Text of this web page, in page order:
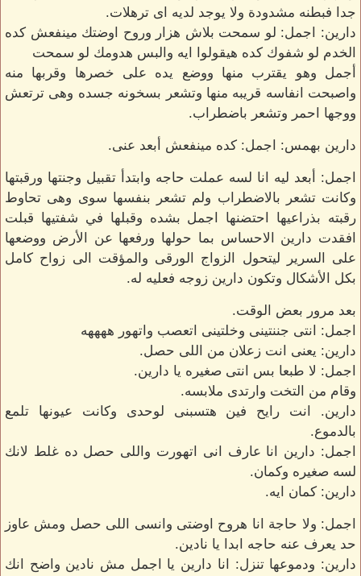
جدا فبطنه مشدودة ولا يوجد لديه اى ترهلات.
دارين: اجمل: لو سمحت بلاش هزار وروح اوضتك مينفعش كده
الخدم لو شفوك كده هيقولوا ايه والبس هدومك لو سمحت
أجمل وهو يقترب منها ووضع يده على خصرها وقربها منه
واصبحت انفاسه قريبه منها وتشعر بسخونه جسده وهى ترتعش
ووجها احمر وتشعر باضطراب.
دارين بهمس: اجمل: كده مينفعش أبعد عنى.
اجمل: أبعد ليه انا لسه عملت حاجه وابتدأ تقبيل وجنتها ورقبتها
وكانت تشعر بالاضطراب ولم تشعر بنفسها سوى وهى تحاوط
رقبته بذراعيها احتضنها اجمل بشده وقبلها في شفتيها قبلت
افقدت دارين الاحساس بما حولها ورفعها عن الأرض ووضعها
على السرير ليتحول الزواج الورقى والمؤقت الى زواح كامل
بكل الأشكال وتكون دارين زوجه فعليه له.
بعد مرور بعض الوقت.
اجمل: انتى جننتينى وخلتينى اتعصب واتهور ههههه
دارين: يعنى انت زعلان من اللى حصل.
اجمل: لا طبعا بس انتى صغيره يا دارين.
وقام من التخت وارتدى ملابسه.
دارين. انت رايح فين هتسبنى لوحدى وكانت عيونها تلمع
بالدموع.
اجمل: دارين انا عارف انى اتهورت واللى حصل ده غلط لانك
لسه صغيره وكمان.
دارين: كمان ايه.
اجمل: ولا حاجة انا هروح اوضتى وانسى اللى حصل ومش عاوز
حد يعرف عنه حاجه ابدا يا نادين.
دارين: ودموعها تنزل: انا دارين يا اجمل مش نادين واضح انك